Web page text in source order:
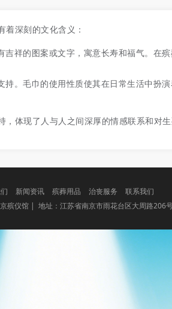
深刻的文化含义：
祥的图案或文字，寓意长寿和福气。在
。毛巾的使用性质使其在日常生活中扮
体现了人与人之间深厚的情感联系和对生
新闻资讯 殡葬用品 治丧服务
联系我们
殡仪馆 | 地址：江苏省南京市雨花台区大周路206